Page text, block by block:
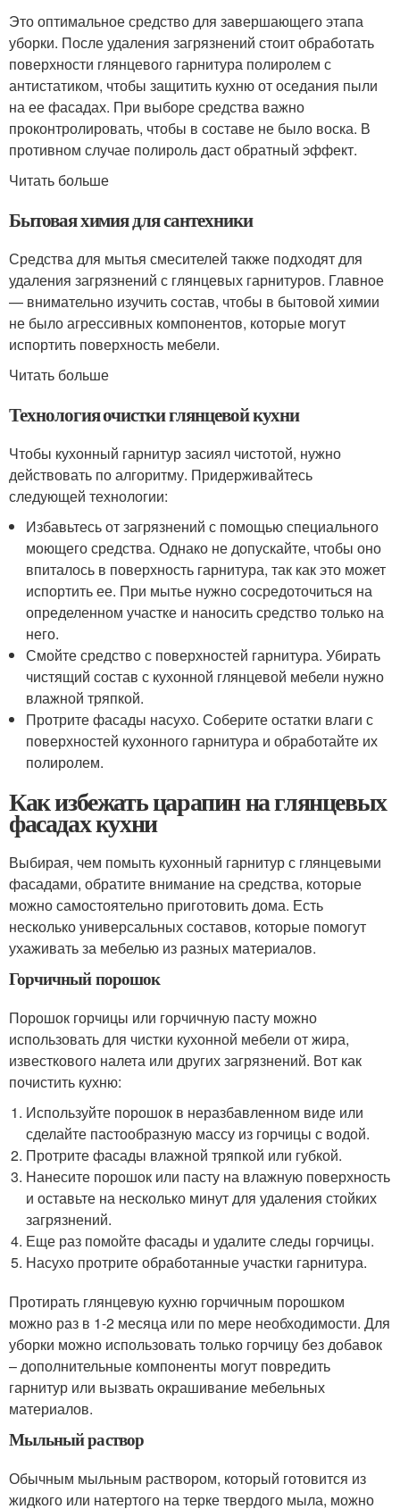
Это оптимальное средство для завершающего этапа
уборки. После удаления загрязнений стоит обработать
поверхности глянцевого гарнитура полиролем с
антистатиком, чтобы защитить кухню от оседания пыли
на ее фасадах. При выборе средства важно
проконтролировать, чтобы в составе не было воска. В
противном случае полироль даст обратный эффект.
Читать больше
Бытовая химия для сантехники
Средства для мытья смесителей также подходят для
удаления загрязнений с глянцевых гарнитуров. Главное
— внимательно изучить состав, чтобы в бытовой химии
не было агрессивных компонентов, которые могут
испортить поверхность мебели.
Читать больше
Технология очистки глянцевой кухни
Чтобы кухонный гарнитур засиял чистотой, нужно
действовать по алгоритму. Придерживайтесь
следующей технологии:
Избавьтесь от загрязнений с помощью специального
моющего средства. Однако не допускайте, чтобы оно
впиталось в поверхность гарнитура, так как это может
испортить ее. При мытье нужно сосредоточиться на
определенном участке и наносить средство только на
него.
Смойте средство с поверхностей гарнитура. Убирать
чистящий состав с кухонной глянцевой мебели нужно
влажной тряпкой.
Протрите фасады насухо. Соберите остатки влаги с
поверхностей кухонного гарнитура и обработайте их
полиролем.
Как избежать царапин на глянцевых
фасадах кухни
Выбирая, чем помыть кухонный гарнитур с глянцевыми
фасадами, обратите внимание на средства, которые
можно самостоятельно приготовить дома. Есть
несколько универсальных составов, которые помогут
ухаживать за мебелью из разных материалов.
Горчичный порошок
Порошок горчицы или горчичную пасту можно
использовать для чистки кухонной мебели от жира,
известкового налета или других загрязнений. Вот как
почистить кухню:
Используйте порошок в неразбавленном виде или
сделайте пастообразную массу из горчицы с водой.
Протрите фасады влажной тряпкой или губкой.
Нанесите порошок или пасту на влажную поверхность
и оставьте на несколько минут для удаления стойких
загрязнений.
Еще раз помойте фасады и удалите следы горчицы.
Насухо протрите обработанные участки гарнитура.
Протирать глянцевую кухню горчичным порошком
можно раз в 1-2 месяца или по мере необходимости. Для
уборки можно использовать только горчицу без добавок
– дополнительные компоненты могут повредить
гарнитур или вызвать окрашивание мебельных
материалов.
Мыльный раствор
Обычным мыльным раствором, который готовится из
жидкого или натертого на терке твердого мыла, можно